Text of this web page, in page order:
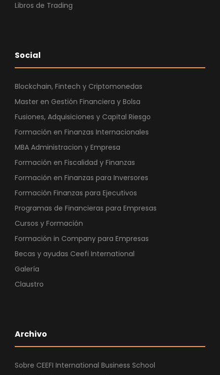
Libros de Trading
Social
Blockchain, Fintech y Criptomonedas
Master en Gestión Financiera y Bolsa
Fusiones, Adquisiciones y Capital Riesgo
Formación en Finanzas Internacionales
MBA Administracion y Empresa
Formación en Fiscalidad y Finanzas
Formación en Finanzas para Inversores
Formación Finanzas para Ejecutivos
Programas de Financieras para Empresas
Cursos y Formación
Formación in Company para Empresas
Becas y ayudas Ceefi International
Galería
Claustro
Archivo
Sobre CEEFI International Business School